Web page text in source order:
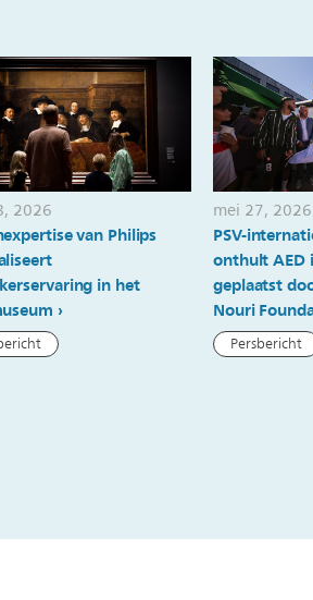
2026
van Philips
in het
mei 27, 2026
PSV-
onthult AED
geplaatst
Nouri
Persbericht